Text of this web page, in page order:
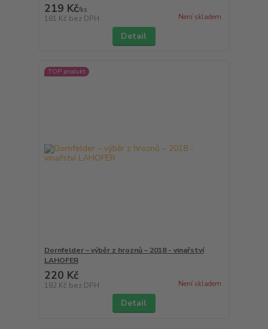
219 Kč/ks
181 Kč bez DPH Není skladem
Detail
TOP produkt
Dornfelder – výběr z hroznů – 2018 - vinařství
LAHOFER
220 Kč
182 Kč bez DPH Není skladem
Detail